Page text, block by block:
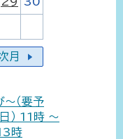
月
（要予
） 11時 ～
時